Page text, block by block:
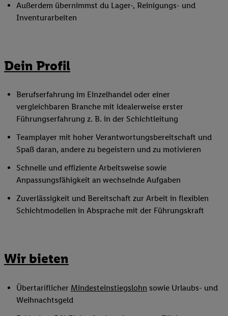
Außerdem übernimmst du Lager-, Reinigungs- und
Inventurarbeiten
Dein Profil
Berufserfahrung im Einzelhandel oder einer
vergleichbaren Branche mit idealerweise erster
Führungserfahrung z. B. in der Schichtleitung
Teamplayer mit hoher Verantwortungsbereitschaft und
Spaß daran, andere zu begeistern und zu motivieren
Schnelle und effiziente Arbeitsweise sowie
Anpassungsfähigkeit an wechselnde Aufgaben
Zuverlässigkeit und Bereitschaft zur Arbeit in flexiblen
Schichtmodellen in Absprache mit der Führungskraft
Wir bieten
Übertariflicher Mindesteinstiegslohn sowie Urlaubs- und
Weihnachtsgeld